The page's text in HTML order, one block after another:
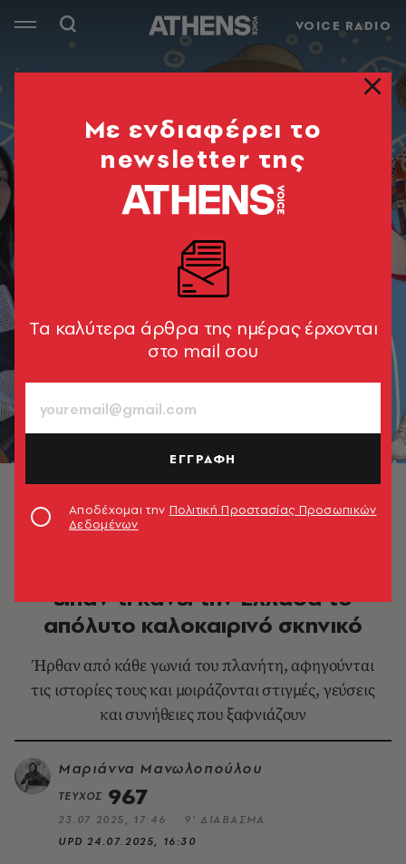
VOICE RADIO
Το ελληνικό καλοκαίρι που αγάπησαν έξι νέοι από
είπαν τι κάνει την Ελλάδα το
απόλυτο καλοκαιρινό σκηνικό
Ήρθαν από κάθε γωνιά του πλανήτη, αφηγούνται
τις ιστορίες τους και μοιράζονται στιγμές, γεύσεις
και συνήθειες που ξαφνιάζουν
Μαριάννα Μανωλοπούλου
ΤΕΥΧΟΣ 967
23.07.2025, 17:46
9’ ΔΙΑΒΑΣΜΑ
UPD24.07.2025, 16:30
Mε ενδιαφέρει το
newsletter της
Tα καλύτερα άρθρα της ημέρας έρχονται
στο mail σου
ΕΓΓΡΑΦΗ
Αποδέχομαι την Πολιτική Προστασίας Προσωπικών
Δεδομένων